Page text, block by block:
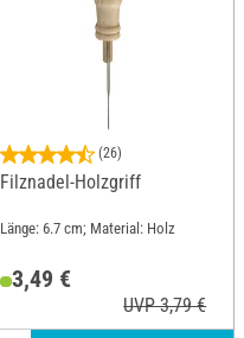
(26)
Filznadel-Holzgriff
Länge: 6.7 cm; Material: Holz
3,49 €
UVP 3,79 €